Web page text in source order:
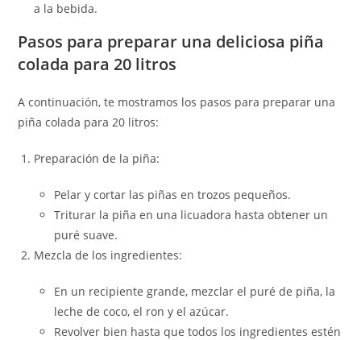
a la bebida.
Pasos para preparar una deliciosa piña
colada para 20 litros
A continuación, te mostramos los pasos para preparar una
piña colada para 20 litros:
Preparación de la piña:
Pelar y cortar las piñas en trozos pequeños.
Triturar la piña en una licuadora hasta obtener un
puré suave.
Mezcla de los ingredientes:
En un recipiente grande, mezclar el puré de piña, la
leche de coco, el ron y el azúcar.
Revolver bien hasta que todos los ingredientes estén